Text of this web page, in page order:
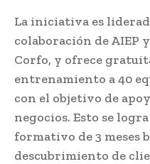
La iniciativa es
colaboración de AIEP
Corfo, y ofrece
entrenamiento a 40
con el objetivo de
negocios. Esto se
formativo de 3 meses
descubrimiento de